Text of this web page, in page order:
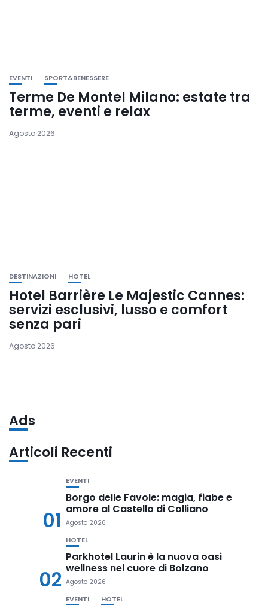
EVENTI SPORT&BENESSERE
Terme De Montel Milano: estate tra
terme, eventi e relax
Agosto 2026
DESTINAZIONI HOTEL
Hotel Barrière Le Majestic Cannes:
servizi esclusivi, lusso e comfort
senza pari
Agosto 2026
Ads
Articoli Recenti
01
EVENTI
Borgo delle Favole: magia, fiabe e
amore al Castello di Colliano
Agosto 2026
02
HOTEL
Parkhotel Laurin è la nuova oasi
wellness nel cuore di Bolzano
Agosto 2026
EVENTI HOTEL